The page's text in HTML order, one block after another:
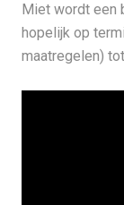
Miet wordt een
hopelijk op
maatregelen)